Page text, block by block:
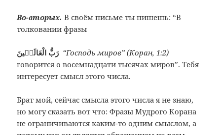
Во-вторых. В своём письме ты пишешь: “В
толковании фразы
رَبُّ الْعَالَمٖينَ “Господь миров” (Коран, 1:2)
говорится о восемнадцати тысячах миров”. Тебя
интересует смысл этого числа.
Брат мой, сейчас смысла этого числа я не знаю,
но могу сказать вот что: Фразы Мудрого Корана
не ограничиваются каким-то одним смыслом, а